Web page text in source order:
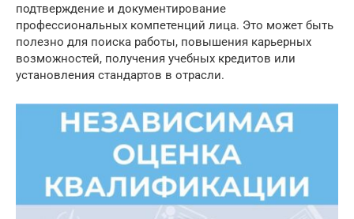
подтверждение и документирование
профессиональных компетенций лица. Это может быть
полезно для поиска работы, повышения карьерных
возможностей, получения учебных кредитов или
установления стандартов в отрасли.